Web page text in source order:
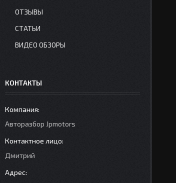
ОТЗЫВЫ
СТАТЬИ
ВИДЕО ОБЗОРЫ
КОНТАКТЫ
Авторазбор Jpmotors
Дмитрий